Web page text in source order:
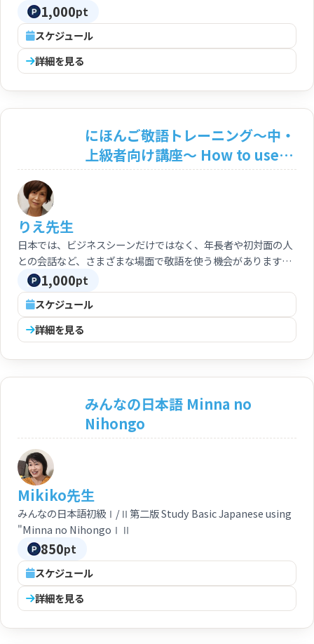
1,000pt
スケジュール
詳細を見る
にほんご敬語トレーニング～中・
上級者向け講座～ How to use
honorific language ~for
日本では、ビジネスシーンだけではなく、年長者や初対面の人
との会話など、さまざまな場面で敬語を使う機会があります。
日本社会で自信を持って敬語を話せるようになりましょう。
りえ先生
1,000pt
スケジュール
詳細を見る
みんなの日本語 Minna no
Nihongo
みんなの日本語初級Ⅰ/Ⅱ第二版 Study Basic Japanese using
"Minna no NihongoⅠⅡ
Mikiko先生
850pt
スケジュール
詳細を見る